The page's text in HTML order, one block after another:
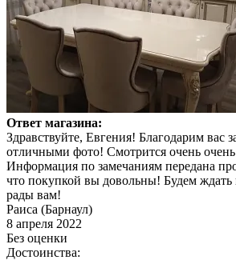
Ответ магазина:
Здравствуйте, Евгения! Благодарим вас
отличными фото! Смотрится очень
Информация по замечаниям передана
что покупкой вы довольны! Будем ждать
рады вам!
Раиса (Барнаул)
8 апреля 2022
Без оценки
Достоинства: